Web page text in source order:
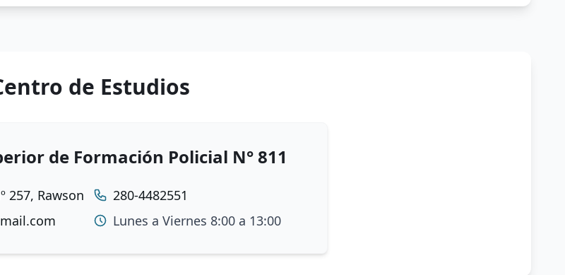
FIRMARse entrega completa y se firma frente a personal policial
educativo de donde egresó como Agente de Policía.
de Estudios
de Formación Policial N° 811
257, Rawson
280-4482551
Lunes a Viernes 8:00 a 13:00